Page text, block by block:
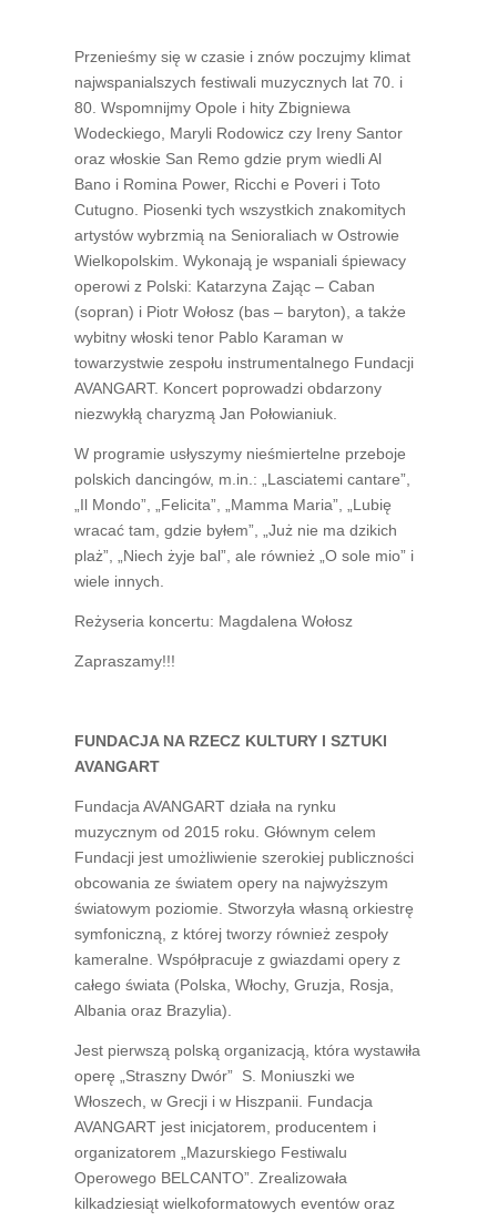
Przenieśmy się w czasie i znów poczujmy klimat
najwspanialszych festiwali muzycznych lat 70. i
80. Wspomnijmy Opole i hity Zbigniewa
Wodeckiego, Maryli Rodowicz czy Ireny Santor
oraz włoskie San Remo gdzie prym wiedli Al
Bano i Romina Power, Ricchi e Poveri i Toto
Cutugno. Piosenki tych wszystkich znakomitych
artystów wybrzmią na Senioraliach w Ostrowie
Wielkopolskim. Wykonają je wspaniali śpiewacy
operowi z Polski: Katarzyna Zając – Caban
(sopran) i Piotr Wołosz (bas – baryton), a także
wybitny włoski tenor Pablo Karaman w
towarzystwie zespołu instrumentalnego Fundacji
AVANGART. Koncert poprowadzi obdarzony
niezwykłą charyzmą Jan Połowianiuk.
W programie usłyszymy nieśmiertelne przeboje
polskich dancingów, m.in.: „Lasciatemi cantare”,
„Il Mondo”, „Felicita”, „Mamma Maria”, „Lubię
wracać tam, gdzie byłem”, „Już nie ma dzikich
plaż”, „Niech żyje bal”, ale również „O sole mio” i
wiele innych.
Reżyseria koncertu: Magdalena Wołosz
Zapraszamy!!!
FUNDACJA NA RZECZ KULTURY I SZTUKI
AVANGART
Fundacja AVANGART działa na rynku
muzycznym od 2015 roku. Głównym celem
Fundacji jest umożliwienie szerokiej publiczności
obcowania ze światem opery na najwyższym
światowym poziomie. Stworzyła własną orkiestrę
symfoniczną, z której tworzy również zespoły
kameralne. Współpracuje z gwiazdami opery z
całego świata (Polska, Włochy, Gruzja, Rosja,
Albania oraz Brazylia).
Jest pierwszą polską organizacją, która wystawiła
operę „Straszny Dwór” S. Moniuszki we
Włoszech, w Grecji i w Hiszpanii. Fundacja
AVANGART jest inicjatorem, producentem i
organizatorem „Mazurskiego Festiwalu
Operowego BELCANTO”. Zrealizowała
kilkadziesiąt wielkoformatowych eventów oraz